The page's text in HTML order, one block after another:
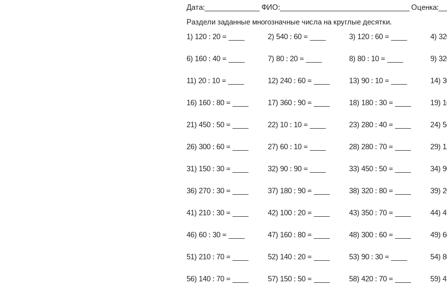
Дата:______________ ФИО:_________________________________
Раздели заданные многозначные числа на круглые десятки.
1) 120 : 20 = ____
2) 540 : 60 = ____ 3) 120 : 60 = ____ 4)
6) 160 : 40 = ____ 7) 80 : 20 = ____ 8) 80 : 10 = ____ 9)
11) 20 : 10 = ____ 12) 240 : 60 = ____ 13) 90 : 10 = ____ 14)
16) 160 : 80 = ____ 17) 360 : 90 = ____ 18) 180 : 30 = ____ 19)
21) 450 : 50 = ____ 22) 10 : 10 = ____ 23) 280 : 40 = ____ 24)
26) 300 : 60 = ____ 27) 60 : 10 = ____ 28) 280 : 70 = ____ 29)
31) 150 : 30 = ____ 32) 90 : 90 = ____ 33) 450 : 50 = ____ 34)
36) 270 : 30 = ____ 37) 180 : 90 = ____ 38) 320 : 80 = ____ 39)
41) 210 : 30 = ____ 42) 100 : 20 = ____ 43) 350 : 70 = ____ 44)
46) 60 : 30 = ____ 47) 160 : 80 = ____ 48) 300 : 60 = ____ 49)
51) 210 : 70 = ____ 52) 140 : 20 = ____ 53) 90 : 30 = ____ 54)
56) 140 : 70 = ____ 57) 150 : 50 = ____ 58) 420 : 70 = ____ 59)